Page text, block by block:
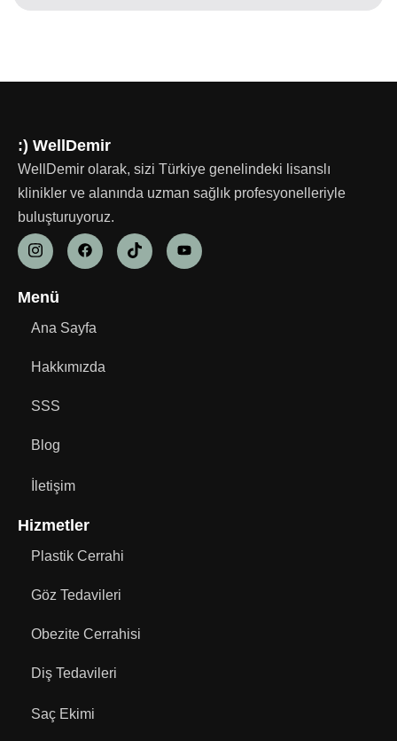
:) WellDemir
WellDemir olarak, sizi Türkiye genelindeki lisanslı
klinikler ve alanında uzman sağlık profesyonelleriyle
buluşturuyoruz.
Menü
Ana Sayfa
Hakkımızda
SSS
Blog
İletişim
Hizmetler
Plastik Cerrahi
Göz Tedavileri
Obezite Cerrahisi
Diş Tedavileri
Saç Ekimi